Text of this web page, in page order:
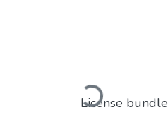
Loading...
License bundle